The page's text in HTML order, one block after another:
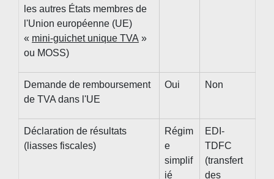
les autres États membres de
l'Union européenne (UE)
« mini-guichet unique TVA »
ou MOSS)
Demande de remboursement
de TVA dans l'UE
Oui Non
Déclaration de résultats
(liasses fiscales)
Régim
e
simplif
ié
EDI-
TDFC
(transfert
des